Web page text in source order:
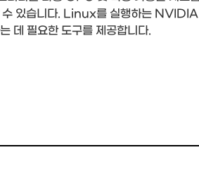
수 있습니다. Linux를 실행하는
필요한 도구를 제공합니다.